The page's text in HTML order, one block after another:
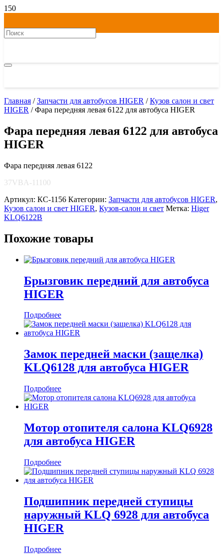
Главная /Запчасти для автобусов HIGER /Кузов салон и свет
HIGER / Фара передняя левая 6122 для автобуса HIGER
Фара передняя левая 6122 для автобуса
HIGER
Фара передняя левая 6122
37VBA-11100
Артикул: КС-1156 Категории: Запчасти для автобусов HIGER,
Кузов салон и свет HIGER, Кузов-салон и свет Метка: Higer
KLQ6122B
Похожие товары
Брызговик передний для автобуса
HIGER
Подробнее
Замок передней маски (защелка)
KLQ6128 для автобуса HIGER
Подробнее
Мотор отопителя салона KLQ6928
для автобуса HIGER
Подробнее
Подшипник передней ступицы
наружный KLQ 6928 для автобуса
HIGER
Подробнее